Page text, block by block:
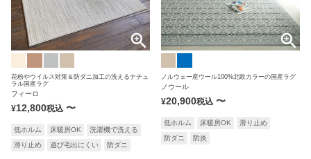
花粉やウイルス対策＆防ダニ加工の洗えるナチュ
ラル国産ラグ
フィーロ
¥12,800税込 〜
低ホルム 床暖房OK
洗濯機で洗える
滑り止め
遊び毛出にくい 防ダニ
ノルウェー産ウール100%北欧カラーの国産ラグ
ノウール
¥20,900税込 〜
低ホルム 床暖房OK
滑り止め
防ダニ
防炎